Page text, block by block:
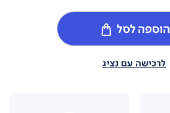
הוספה לסל
לרכישה עם נציג